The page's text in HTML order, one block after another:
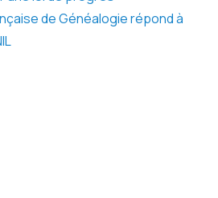
de Généalogie répond à